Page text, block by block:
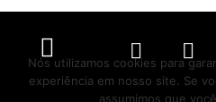
Nós utilizamos cookies para
experiência em nosso site. Se
assumimos que